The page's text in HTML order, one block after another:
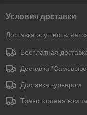
Условия доставки
Доставка
Бесплатная
Доставка
Доставка курьером
Транспортная